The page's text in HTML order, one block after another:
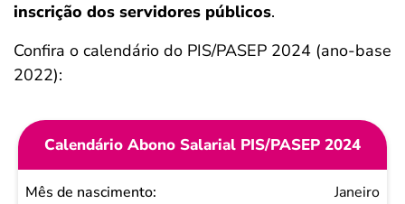
inscrição dos servidores públicos.
Confira o calendário do PIS/PASEP 2024 (ano-base
2022):
Calendário Abono Salarial PIS/PASEP 2024
Mês de
Janeiro